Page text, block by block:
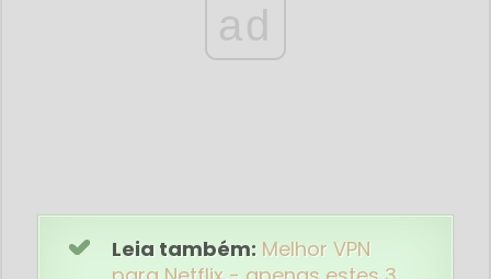
ad
Leia também: Melhor VPN